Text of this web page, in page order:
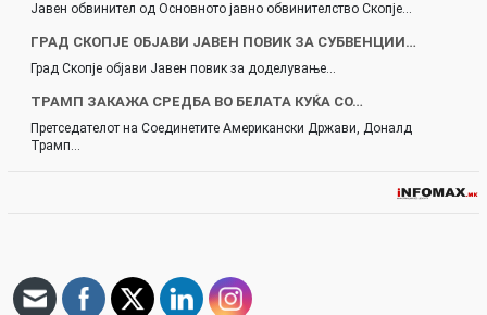
Јавен обвинител од Основното јавно обвинителство Скопје…
ГРАД СКОПЈЕ ОБЈАВИ ЈАВЕН ПОВИК ЗА СУБВЕНЦИИ…
Град Скопје објави Јавен повик за доделување…
ТРАМП ЗАКАЖА СРЕДБА ВО БЕЛАТА КУЌА СО…
Претседателот на Соединетите Американски Држави, Доналд
Трамп…